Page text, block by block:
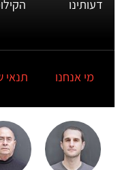
דעותינו
מי אנחנו תנאי